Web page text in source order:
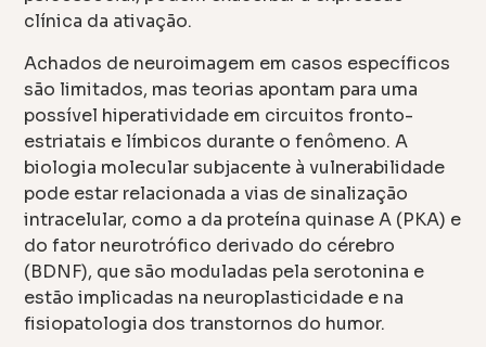
clínica da ativação.
Achados de neuroimagem em casos específicos
são limitados, mas teorias apontam para uma
possível hiperatividade em circuitos fronto-
estriatais e límbicos durante o fenômeno. A
biologia molecular subjacente à vulnerabilidade
pode estar relacionada a vias de sinalização
intracelular, como a da proteína quinase A (PKA) e
do fator neurotrófico derivado do cérebro
(BDNF), que são moduladas pela serotonina e
estão implicadas na neuroplasticidade e na
fisiopatologia dos transtornos do humor.